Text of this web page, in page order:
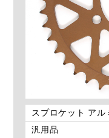
スプロケット ア
汎用品